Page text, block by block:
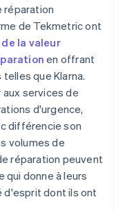
réparation
de Tekmetric ont
de la valeur
en offrant
que Klarna.
services de
d'urgence,
différencie son
volumes de
réparation peuvent
qui donne à leurs
d'esprit dont ils ont